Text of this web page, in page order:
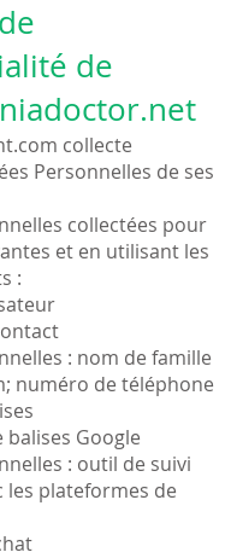
de
collecte
Personnelles de ses
collectées pour
et en utilisant les
:
: nom de famille
numéro de téléphone
Google
: outil de suivi
les plateformes de